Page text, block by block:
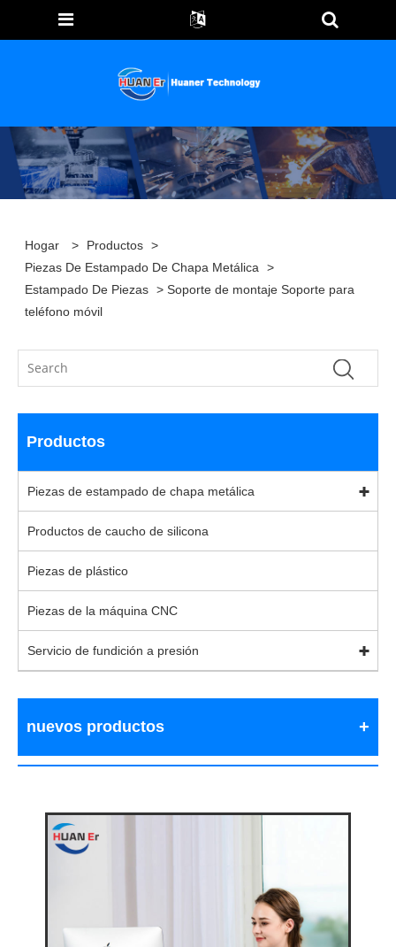
Hogar > Productos >
Piezas De Estampado De Chapa Metálica
>
Estampado De Piezas > Soporte de montaje Soporte para
teléfono móvil
Productos
Piezas de estampado de chapa metálica
Productos de caucho de silicona
Piezas de plástico
Piezas de la máquina CNC
Servicio de fundición a presión
nuevos productos